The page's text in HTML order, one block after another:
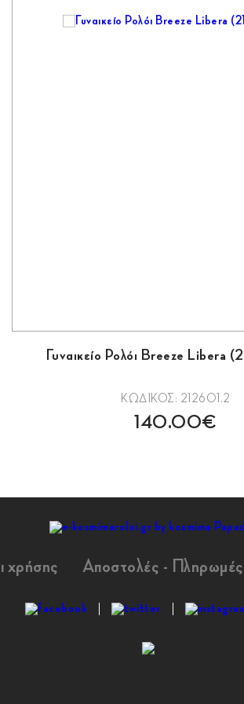
Γυναικείο Ρολόι Breeze Libera
ΚΩΔΙΚΟΣ: 212601.2
140.00€
χρήσης Αποστολές - Πληρωμές